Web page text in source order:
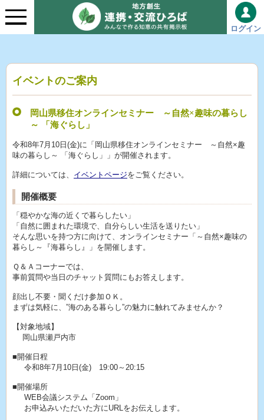
ログイン
イベントのご案内
岡山県移住オンラインセミナー ～自然×趣味の暮らし
～ 「海ぐらし」
令和8年7月10日(金)に「岡山県移住オンラインセミナー ～自然×趣
味の暮らし～ 「海ぐらし」」が開催されます。
詳細については、 イベントページをご覧ください。
開催概要
「穏やかな海の近くで暮らしたい」
「自然に囲まれた環境で、自分らしい生活を送りたい」
そんな思いを持つ方に向けて、オンラインセミナー「～自然×趣味の
暮らし～『海暮らし』」を開催します。
Ｑ＆Ａコーナーでは、
事前質問や当日のチャット質問にもお答えします。
顔出し不要・聞くだけ参加ＯＫ。
まずは気軽に、”海のある暮らし”の魅力に触れてみませんか？
【対象地域】
岡山県瀬戸内市
■開催日程
令和8年7月10日(金) 19:00～20:15
■開催場所
WEB会議システム「Zoom」
お申込みいただいた方にURLをお伝えします。